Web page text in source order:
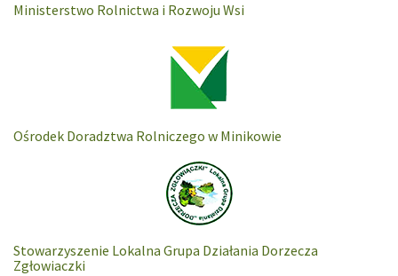
Ministerstwo Rolnictwa i Rozwoju Wsi
Ośrodek Doradztwa Rolniczego w Minikowie
Stowarzyszenie Lokalna Grupa Działania Dorzecza
Zgłowiaczki